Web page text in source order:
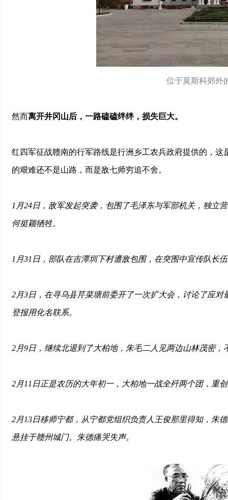
位于莫斯科郊外
然而离开井冈山后，一路磕磕绊绊，损失巨大。
红四军征战赣南的行军路线是行洲乡工农兵政府提供的，
的艰难还不是山路，而是敌七师穷追不舍。
1月24日，敌军发起突袭，包围了毛泽东与军部机关，独立
何挺颖牺牲。
1月31日，部队在吉潭圳下村遭敌包围，在突围中宣传队长
2月3日，在寻乌县芹菜塘前委开了一次扩大会，讨论了应
登报用化名联系。
2月9日，继续北退到了大柏地，朱毛二人见两边山林茂密，
2月11日正是农历的大年初一，大柏地一战全歼两个团，重
2月13日移师宁都，从宁都党组织负责人王俊那里得知，朱
悬挂于赣州城门。朱德痛哭失声。